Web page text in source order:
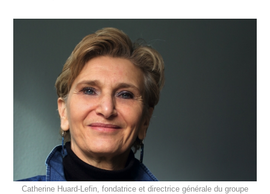
Catherine Huard-Lefin, fondatrice et directrice générale du groupe